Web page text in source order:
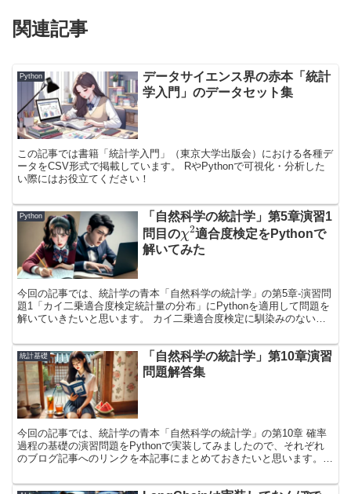
関連記事
Python
データサイエンス界の赤本「統計
学入門」のデータセット集
この記事では書籍「統計学入門」（東京大学出版会）における各種デ
ータをCSV形式で掲載しています。 RやPythonで可視化・分析した
い際にはお役立てください！
Python
「自然科学の統計学」第5章演習1
問目の
χ2
適合度検定をPythonで
解いてみた
今回の記事では、統計学の青本「自然科学の統計学」の第5章-演習問
題1「カイ二乗適合度検定統計量の分布」にPythonを適用して問題を
解いていきたいと思います。 カイ二乗適合度検定に馴染みのない方
Pythonでの実装が気になる方や、数学の問題を通してPythonについ
ての理解を深めたい方はぜひ参考にしてください！
統計基礎
「自然科学の統計学」第10章演習
問題解答集
今回の記事では、統計学の青本「自然科学の統計学」の第10章 確率
過程の基礎の演習問題をPythonで実装してみましたので、それぞれ
のブログ記事へのリンクを本記事にまとめておきたいと思います。
寧に提示し、数式についてもスモールステップで解説をしているの